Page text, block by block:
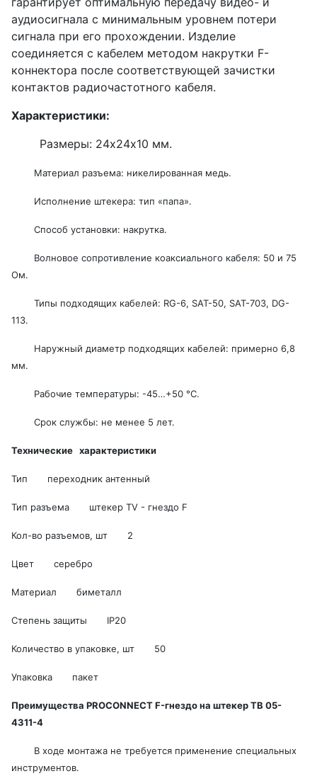
аудиосигнала с минимальным уровнем потери
сигнала при его прохождении. Изделие
соединяется с кабелем методом накрутки F-
коннектора после соответствующей зачистки
контактов радиочастотного кабеля.
Характеристики:
Размеры: 24х24х10 мм.
Материал разъема: никелированная медь.
Исполнение штекера: тип «папа».
Способ установки: накрутка.
Волновое сопротивление коаксиального кабеля: 50 и 75
Ом.
Типы подходящих кабелей: RG-6, SAT-50, SAT-703, DG-
113.
Наружный диаметр подходящих кабелей: примерно 6,8
мм.
Рабочие температуры: -45…+50 °С.
Срок службы: не менее 5 лет.
Технические характеристики
Тип переходник антенный
Тип разъема штекер TV - гнездо F
Кол-во разъемов, шт 2
Цвет серебро
Материал биметалл
Степень защиты IP20
Количество в упаковке, шт 50
Упаковка пакет
Преимущества PROCONNECT F-гнездо на штекер ТВ 05-
4311-4
В ходе монтажа не требуется применение специальных
инструментов.